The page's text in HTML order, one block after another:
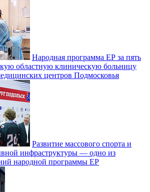
Народная программа ЕР за пять
областную клиническую больницу
центров Подмосковья
Развитие массового спорта и
инфраструктуры — одно из
народной программы ЕР